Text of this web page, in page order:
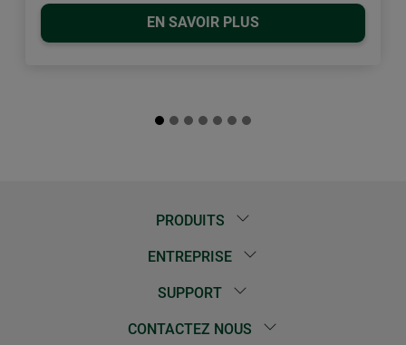
PRODUITS
ENTREPRISE
SUPPORT